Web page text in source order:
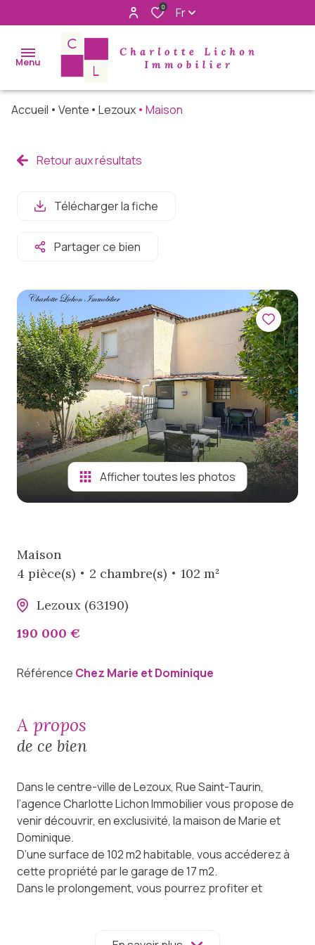
0 Fr
Menu
acheter
pro
à nos cotés
viager
notre
agence
biens
vendus
Accueil Vente Lezoux Maison
Retour aux résultats
Télécharger la fiche
Partager ce bien
Afficher toutes les photos
Maison
4 pièce(s)
2 chambre(s)
102 m²
Lezoux (63190)
190 000 €
Référence Chez Marie et Dominique
a propos
de ce bien
Dans le centre-ville de Lezoux, Rue Saint-Taurin,
l’agence Charlotte Lichon Immobilier vous propose de
venir découvrir, en exclusivité, la maison de Marie et
Dominique.
D’une surface de 102 m2 habitable, vous accéderez à
cette propriété par le garage de 17 m2.
Dans le prolongement, vous pourrez profiter et
espace détente, une cuisine aménagée et équipée et